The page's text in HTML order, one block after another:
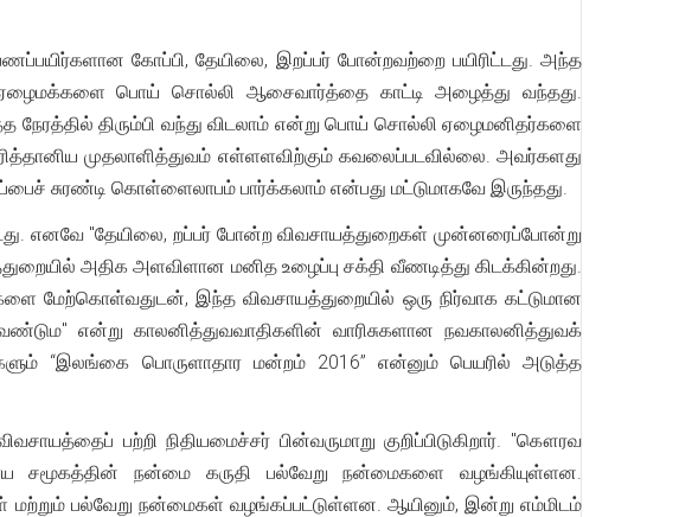
கோப்பி, தேயிலை, இறப்பர் போன்றவற்றை பயிரிட்டது. அந்த
பொய் சொல்லி ஆசைவார்த்தை காட்டி அழைத்து வந்தது.
திரும்பி வந்து விடலாம் என்று பொய் சொல்லி ஏழைமனிதர்களை
முதலாளித்துவம் எள்ளளவிற்கும் கவலைப்படவில்லை. அவர்களது
சுரண்டி கொள்ளைலாபம் பார்க்கலாம் என்பது மட்டுமாகவே இருந்தது.
எனவே "தேயிலை, றப்பர் போன்ற விவசாயத்துறைகள் முன்னரைப்போன்று
அதிக அளவிளான மனித உழைப்பு சக்தி வீணடித்து கிடக்கின்றது.
மேற்கொள்வதுடன், இந்த விவசாயத்துறையில் ஒரு நிர்வாக கட்டுமான
என்று காலனித்துவவாதிகளின் வாரிசுகளான நவகாலனித்துவக்
“இலங்கை பொருளாதார மன்றம் 2016” என்னும் பெயரில் அடுத்த
பற்றி நிதியமைச்சர் பின்வருமாறு குறிப்பிடுகிறார். "கௌரவ
சமூகத்தின் நன்மை கருதி பல்வேறு நன்மைகளை வழங்கியுள்ளன.
மற்றும் பல்வேறு நன்மைகள் வழங்கப்பட்டுள்ளன. ஆயினும், இன்று எம்மிடம்